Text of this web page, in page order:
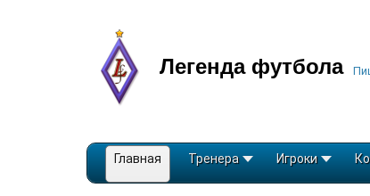
Легенда футбола
Главная Тренера Игроки